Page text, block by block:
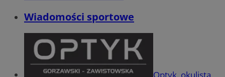
Wiadomości sportowe